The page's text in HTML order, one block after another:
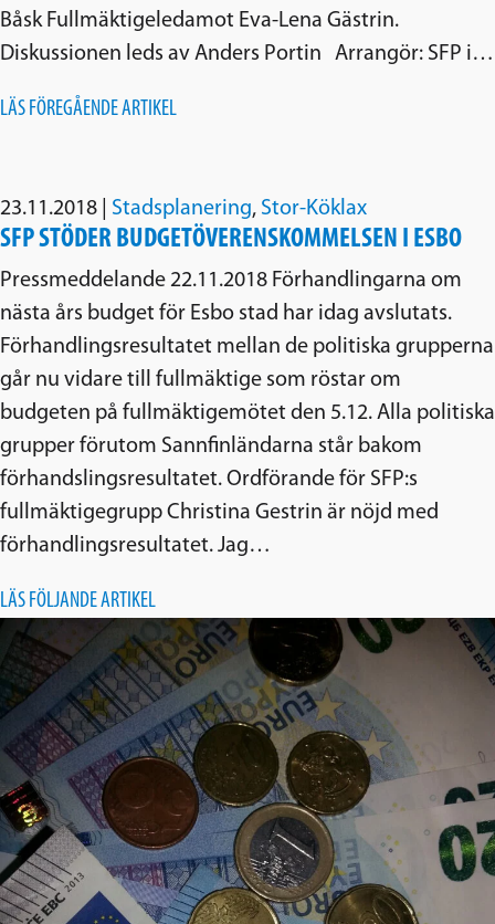
Båsk Fullmäktigeledamot Eva-Lena Gästrin.
Diskussionen leds av Anders Portin Arrangör: SFP i…
LÄS FÖREGÅENDE ARTIKEL
23.11.2018 Stadsplanering, Stor-Köklax
SFP STÖDER BUDGETÖVERENSKOMMELSEN I ESBO
Pressmeddelande 22.11.2018 Förhandlingarna om
nästa års budget för Esbo stad har idag avslutats.
Förhandlingsresultatet mellan de politiska grupperna
går nu vidare till fullmäktige som röstar om
budgeten på fullmäktigemötet den 5.12. Alla politiska
grupper förutom Sannfinländarna står bakom
förhandslingsresultatet. Ordförande för SFP:s
fullmäktigegrupp Christina Gestrin är nöjd med
förhandlingsresultatet. Jag…
LÄS FÖLJANDE ARTIKEL